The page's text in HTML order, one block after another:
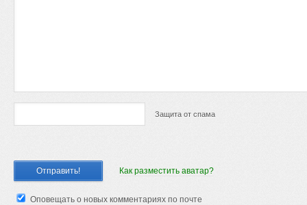
Защита от спама
Как разместить аватар?
Оповещать о новых комментариях по почте